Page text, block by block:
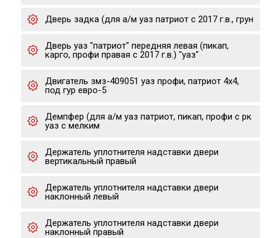
Дверь задка (для а/м уаз патриот с 2017 г.в., грун
Дверь уаз "патриот" передняя левая (пикап,
карго, профи правая с 2017 г.в.) "уаз"
Двигатель змз-409051 уаз профи, патриот 4х4,
под гур евро-5
Демпфер (для а/м уаз патриот, пикап, профи с рк
уаз с мелким
Держатель уплотнителя надставки двери
вертикальный правый
Держатель уплотнителя надставки двери
наклонный левый
Держатель уплотнителя надставки двери
наклонный правый